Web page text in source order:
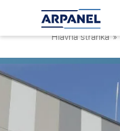
Hlavná stránka »